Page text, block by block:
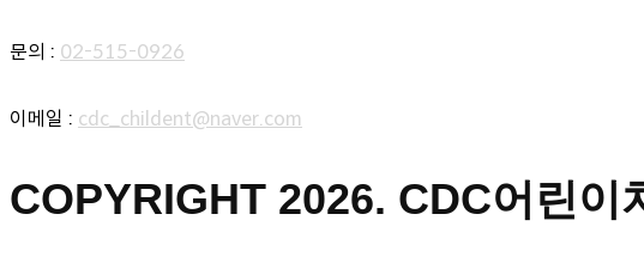
문의 : 02-515-0926
이메일 : cdc_childent@naver.com
COPYRIGHT 2026. CDC어린